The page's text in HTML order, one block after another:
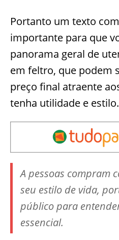
Portanto um texto
importante para que
panorama geral de
em feltro, que podem
preço final atraente
tenha utilidade e estilo.
A pessoas compram
seu estilo de vida,
público para
essencial.